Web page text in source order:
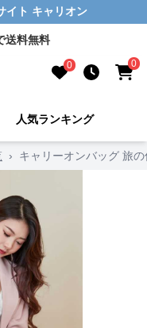
イト キャリオン
送料無料
0 0
人気ランキング
› キャリーオンバッグ 旅